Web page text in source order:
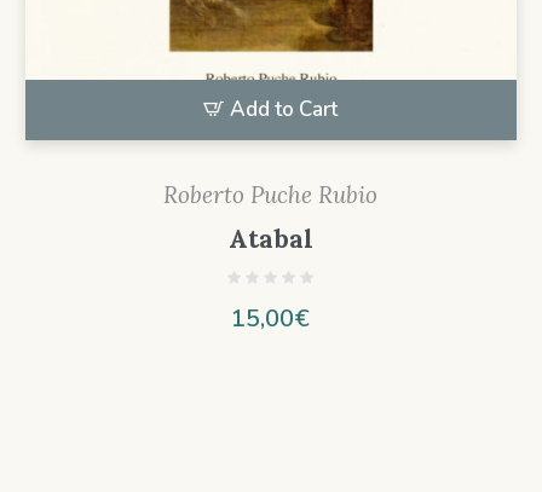
Add to Cart
Roberto Puche Rubio
Atabal
15,00€